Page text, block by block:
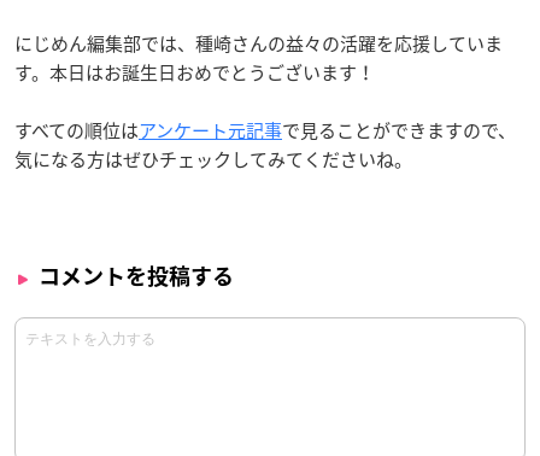
にじめん編集部では、種崎さんの益々の活躍を応援していま
す。本日はお誕生日おめでとうございます！
すべての順位はアンケート元記事で見ることができますので、
気になる方はぜひチェックしてみてくださいね。
コメントを投稿する